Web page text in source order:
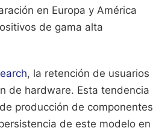
en Europa y América
de gama alta
, la retención de usuarios
de hardware. Esta tendencia
producción de componentes
de este modelo en